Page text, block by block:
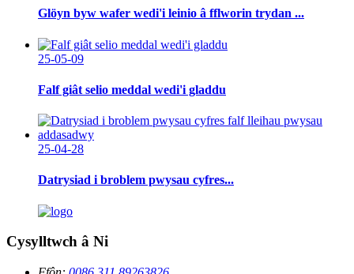
Glöyn byw wafer wedi'i leinio â fflworin trydan ...
25-05-09
Falf giât selio meddal wedi'i gladdu
25-04-28
Datrysiad i broblem pwysau cyfres...
Cysylltwch â Ni